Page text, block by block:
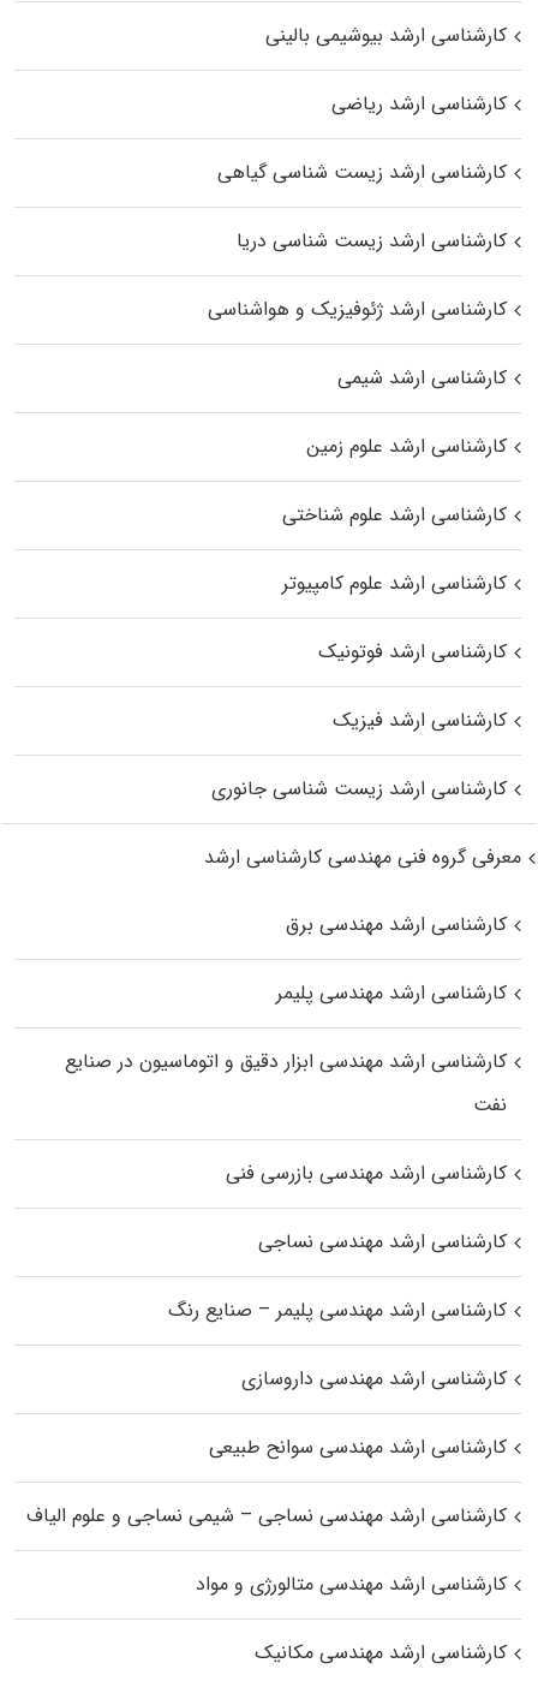
کارشناسی ارشد بیوشیمی بالینی
کارشناسی ارشد ریاضی
کارشناسی ارشد زیست‌ شناسی گیاهی
کارشناسی ارشد زیست‌ شناسی دریا
کارشناسی ارشد ژئوفیزیک و هواشناسی
کارشناسی ارشد شیمی
کارشناسی ارشد علوم زمین
کارشناسی ارشد علوم شناختی
کارشناسی ارشد علوم کامپیوتر
کارشناسی ارشد فوتونیک
کارشناسی ارشد فیزیک
کارشناسی ارشد زیست‌ شناسی جانوری
معرفی گروه فنی مهندسی کارشناسی ارشد
کارشناسی ارشد مهندسی برق
کارشناسی ارشد مهندسی پلیمر
کارشناسی ارشد مهندسی ابزار دقیق و اتوماسیون در صنایع
نفت
کارشناسی ارشد مهندسی بازرسی فنی
کارشناسی ارشد مهندسی نساجی
کارشناسی ارشد مهندسی پلیمر – صنایع رنگ
کارشناسی ارشد مهندسی داروسازی
کارشناسی ارشد مهندسی سوانح طبیعی
کارشناسی ارشد مهندسی نساجی – شیمی نساجی و علوم الیاف
کارشناسی ارشد مهندسی متالورژی و مواد
کارشناسی ارشد مهندسی مکانیک